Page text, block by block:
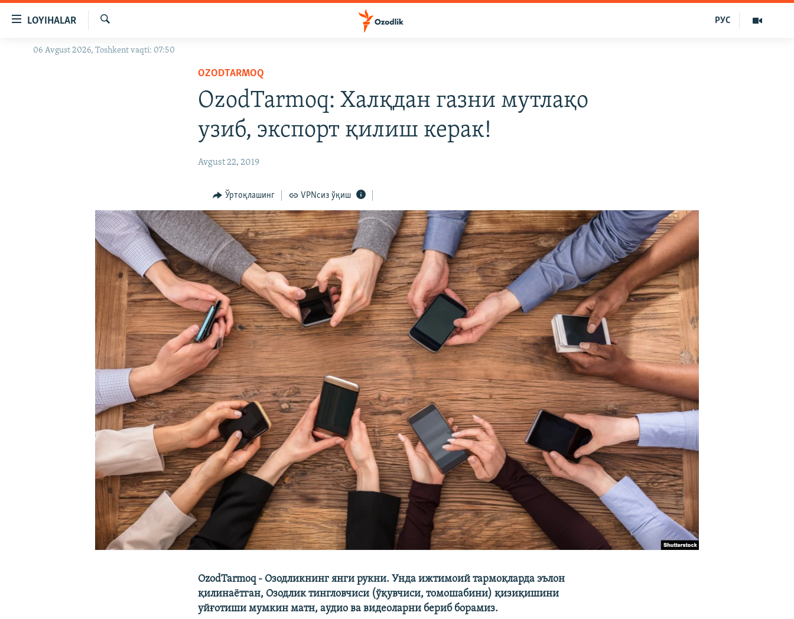
Бош
LOYIHALAR
OZODLIK SURISHTIRUVLARI
Излаш
РУС
06 Avgust 2026, Toshkent vaqti: 07:50
OZODTARMOQ
OzodTarmoq: Халқдан газни мутлақо
узиб, экспорт қилиш керак!
Avgust 22, 2019
Ўртоқлашинг VPNсиз ўқиш
OzodTarmoq - Озодликнинг янги рукни. Унда ижтимоий тармоқларда эълон
қилинаётган, Озодлик тингловчиси (ўқувчиси, томошабини) қизиқишини
уйғотиши мумкин матн, аудио ва видеоларни бериб борамиз.